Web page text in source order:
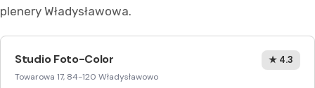
plenery Władysławowa.
Studio Foto-Color
Towarowa 17, 84-120 Władysławowo
★ 4.3